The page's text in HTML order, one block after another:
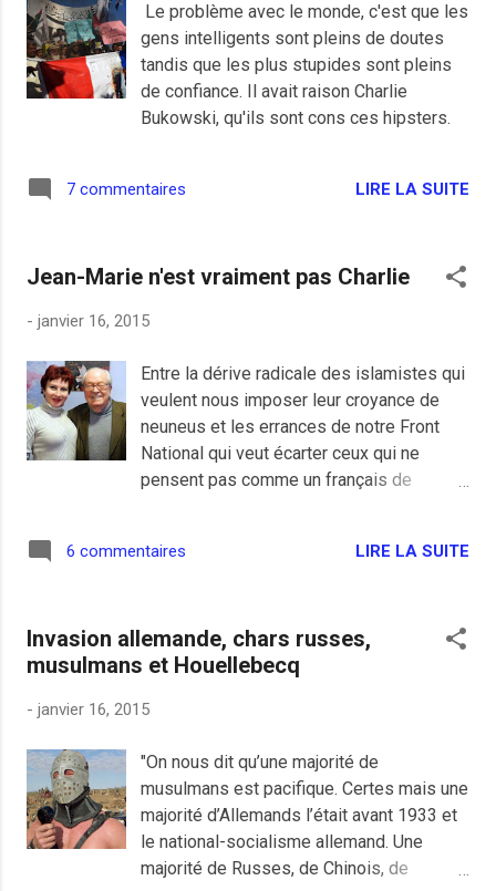
pays sensibles comme la Tunisie, le
Maroc ou la Turquie, la déchéance de
nationalité pour les binationaux,
l'interdiction de retour pour les jihadistes
étrangers et binationaux ou la création de
noté que Joe l'incruste réclamait
Le problème avec le monde, c'est que les
gens intelligents sont pleins de doutes
tandis que les plus stupides sont pleins
de confiance. Il avait raison Charlie
Bukowski, qu'ils sont cons ces hipsters.
7 commentaires LIRE LA SUITE
Jean-Marie n'est vraiment pas Charlie
- janvier 16, 2015
Entre la dérive radicale des islamistes qui
veulent nous imposer leur croyance de
neuneus et les errances de notre Front
National qui veut écarter ceux qui ne
pensent pas comme un français de
inséparables. Là où c'est amusant c'est la
célèbre théorie du complot très à la mode
dans les lycées à bolos de banlieue mal
Marie car contrairement aux wesh-wesh à
nous expliqueraient que tout avait été
organisé pour nuire aux musulmans et que
tout le monde c'est des mécréants, le
vieux malin voit plutôt le complot comme
un grande manœuvre de remise à niveau
6 commentaires LIRE LA SUITE
Invasion allemande, chars russes,
musulmans et Houellebecq
- janvier 16, 2015
"On nous dit qu’une majorité de
musulmans est pacifique. Certes mais une
majorité d’Allemands l’était avant 1933 et
le national-socialisme allemand. Une
majorité de Russes, de Chinois, de